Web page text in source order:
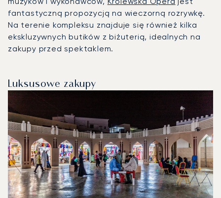
fantastyczną propozycją na wieczorną rozrywkę.
Na terenie kompleksu znajduje się również kilka
ekskluzywnych butików z biżuterią, idealnych na
zakupy przed spektaklem.
Luksusowe zakupy